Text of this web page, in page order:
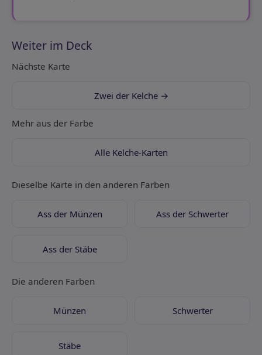
Weiter im Deck
Nächste Karte
Zwei der Kelche →
Mehr aus der Farbe
Alle Kelche-Karten
Dieselbe Karte in den anderen Farben
Ass der Münzen Ass der Schwerter
Ass der Stäbe
Die anderen Farben
Münzen Schwerter
Stäbe